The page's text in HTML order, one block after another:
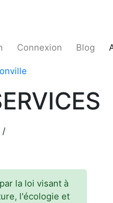
Connexion Blog
/
la loi visant à
l'écologie et